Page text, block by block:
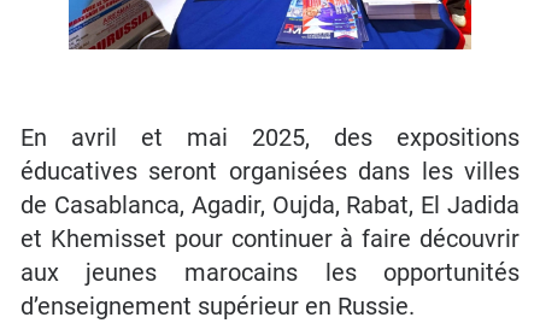
En avril et mai 2025, des expositions
éducatives seront organisées dans les villes
de Casablanca, Agadir, Oujda, Rabat, El Jadida
et Khemisset pour continuer à faire découvrir
aux jeunes marocains les opportunités
d’enseignement supérieur en Russie.